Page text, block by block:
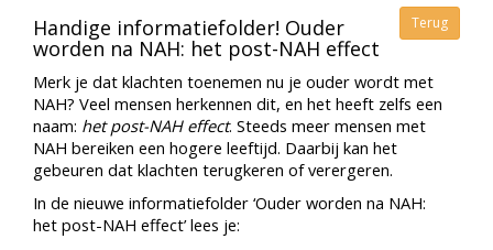
Terug
Handige informatiefolder! Ouder
worden na NAH: het post-NAH effect
Merk je dat klachten toenemen nu je ouder wordt met
NAH? Veel mensen herkennen dit, en het heeft zelfs een
naam: het post-NAH effect. Steeds meer mensen met
NAH bereiken een hogere leeftijd. Daarbij kan het
gebeuren dat klachten terugkeren of verergeren.
In de nieuwe informatiefolder ‘Ouder worden na NAH:
het post-NAH effect’ lees je: